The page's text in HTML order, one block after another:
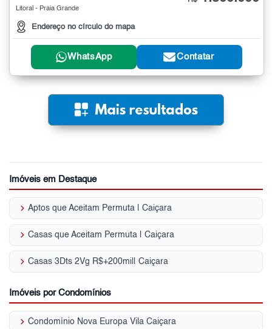
Litoral - Praia Grande
Endereço no círculo do mapa
WhatsApp Contatar
Imóveis em Destaque
keyboard_arrow_right Aptos que Aceitam Permuta | Caiçara
keyboard_arrow_right Casas que Aceitam Permuta | Caiçara
keyboard_arrow_right Casas 3Dts 2Vg R$+200mil| Caiçara
Imóveis por Condomínios
keyboard_arrow_right Condomínio Nova Europa Vila Caiçara